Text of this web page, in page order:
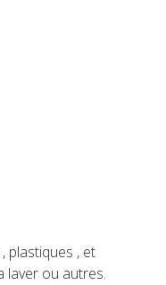
plastiques , et
laver ou autres.